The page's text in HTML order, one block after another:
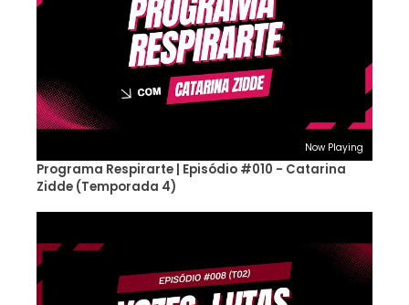
Now Playing
Programa Respirarte | Episódio #010 - Catarina
Zidde (Temporada 4)